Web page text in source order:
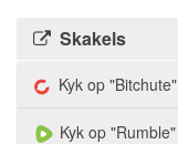
Skakels
Kyk op "Bitchute"
Kyk op "Rumble"